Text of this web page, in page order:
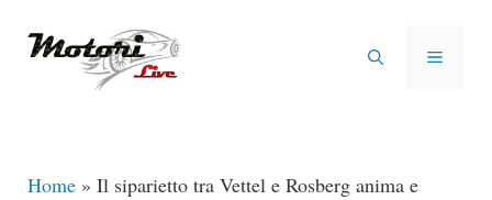
MENU
Home » Il siparietto tra Vettel e Rosberg anima e